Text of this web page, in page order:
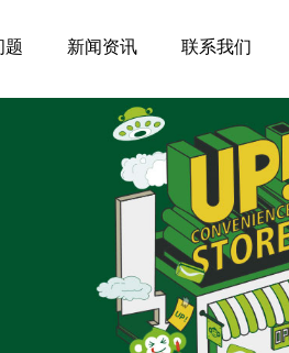
题 新闻资讯 联系我们